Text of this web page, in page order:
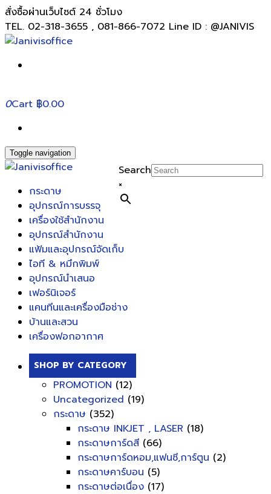
สั่งซื้อผ่านเว็บไซต์ 24 ชั่วโมง
TEL. 02-318-3655 , 081-866-7072 Line ID : @JANIVIS
0Cart ฿0.00
Toggle navigation
Search
×
กระดาษ
อุปกรณ์การบรรจุ
เครื่องใช้สำนักงาน
อุปกรณ์สำนักงาน
แฟ้มและอุปกรณ์จัดเก็บ
ไอที & หมึกพิมพ์
อุปกรณ์นำเสนอ
เฟอร์นิเจอร์
แคนทีนและเครื่องมือช่าง
บ้านและสวน
เครื่องฟอกอากาศ
SHOP BY CATEGORY
PROMOTION (12)
Uncategorized (19)
กระดาษ (352)
กระดาษ INKJET , LASER (18)
กระดาษการ์ดสี (66)
กระดาษการ์ดหอม,แฟนซี,การ์ตูน (2)
กระดาษคาร์บอน (5)
กระดาษต่อเนื่อง (17)